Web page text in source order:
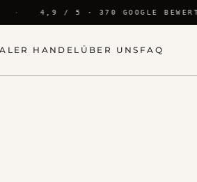
4,9 / 5 · 370 GOOGLE
HANDEL ÜBER UNS FAQ